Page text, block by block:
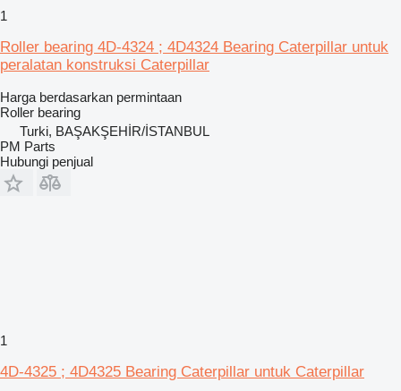
1
Roller bearing 4D-4324 ; 4D4324 Bearing Caterpillar untuk
peralatan konstruksi Caterpillar
Harga berdasarkan permintaan
Roller bearing
Turki, BAŞAKŞEHİR/İSTANBUL
PM Parts
Hubungi penjual
1
4D-4325 ; 4D4325 Bearing Caterpillar untuk Caterpillar